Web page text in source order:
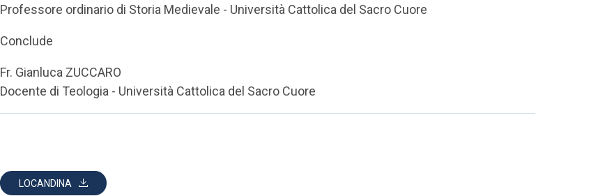
Professore ordinario di Storia Medievale - Università Cattolica del Sacro Cuore
Conclude
Fr. Gianluca ZUCCARO
Docente di Teologia - Università Cattolica del Sacro Cuore
LOCANDINA